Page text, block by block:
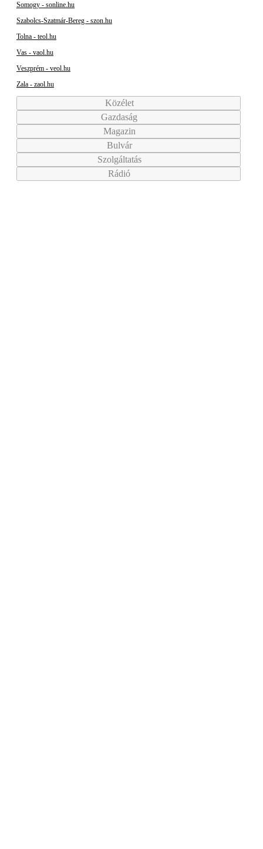
Somogy - sonline.hu
Szabolcs-Szatmár-Bereg - szon.hu
Tolna - teol.hu
Vas - vaol.hu
Veszprém - veol.hu
Zala - zaol.hu
Közélet
Gazdaság
Magazin
Bulvár
Szolgáltatás
Rádió